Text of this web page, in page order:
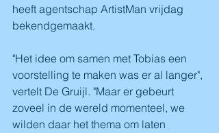
heeft agentschap ArtistMan vrijdag
bekendgemaakt.
"Het idee om samen met Tobias een
voorstelling te maken was er al langer",
vertelt De Gruijl. "Maar er gebeurt
zoveel in de wereld momenteel, we
wilden daar het thema om laten